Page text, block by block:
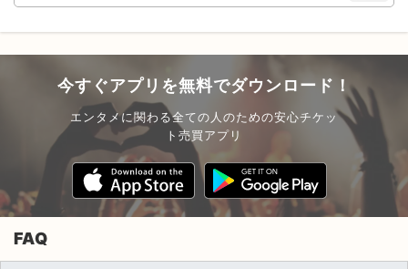
今すぐアプリを無料でダウンロード！
エンタメに関わる全ての人のための安心チケッ
ト売買アプリ
FAQ